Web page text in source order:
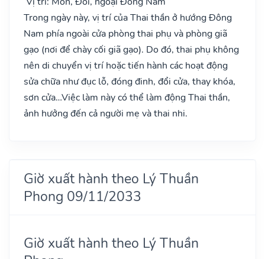
Trong ngày này, vị trí của Thai thần ở hướng Đông
Nam phía ngoài cửa phòng thai phụ và phòng giã
gạo (nơi để chày cối giã gạo). Do đó, thai phụ không
nên di chuyển vị trí hoặc tiến hành các hoạt động
sửa chữa như đục lỗ, đóng đinh, đổi cửa, thay khóa,
sơn cửa…Việc làm này có thể làm động Thai thần,
ảnh hưởng đến cả người mẹ và thai nhi.
Giờ xuất hành theo Lý Thuần
Phong 09/11/2033
Giờ xuất hành theo Lý Thuần